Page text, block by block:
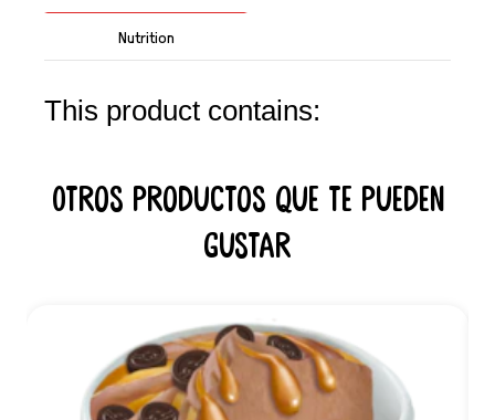
Nutrition
This product contains:
Otros productos que te pueden
gustar